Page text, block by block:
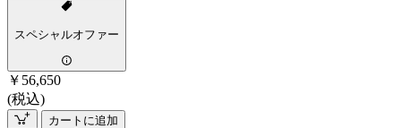
スペシャルオファー
￥56,650
(税込)
カートに追加